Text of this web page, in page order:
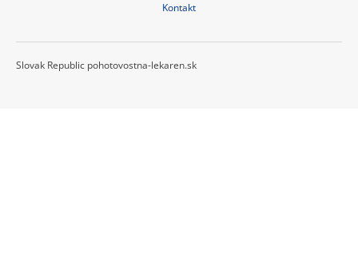
Kontakt
Slovak Republic pohotovostna-lekaren.sk